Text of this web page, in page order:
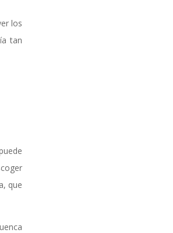
los
tan
que